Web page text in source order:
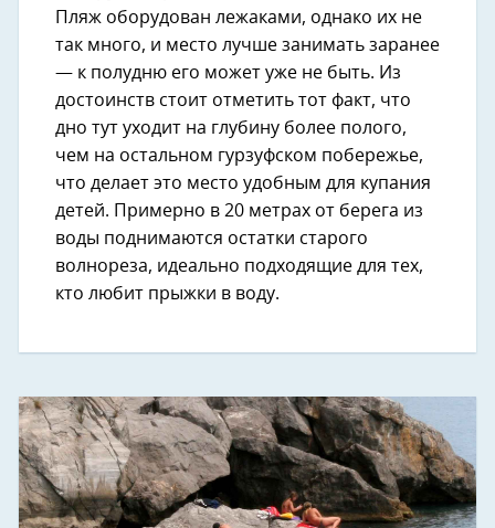
Пляж оборудован лежаками, однако их не
так много, и место лучше занимать заранее
— к полудню его может уже не быть. Из
достоинств стоит отметить тот факт, что
дно тут уходит на глубину более полого,
чем на остальном гурзуфском побережье,
что делает это место удобным для купания
детей. Примерно в 20 метрах от берега из
воды поднимаются остатки старого
волнореза, идеально подходящие для тех,
кто любит прыжки в воду.